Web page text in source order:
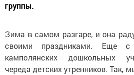
группы.
Зима в самом разгаре, и она
своими праздниками. Еще
камполянских дошкольных
череда детских утренников. Так,